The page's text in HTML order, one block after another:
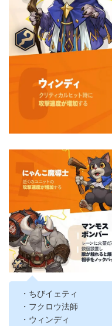
・ちびイェティ
・フクロウ法師
・ウィンディ